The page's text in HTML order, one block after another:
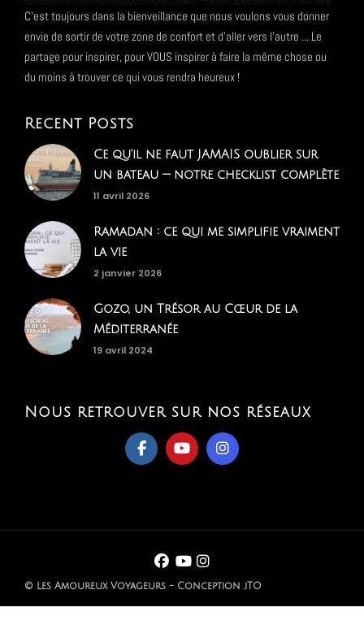
C'est toujours dans la bienveillance que nous voulons vous donner
envie de sortir de votre zone de confort et d'aller vers l'autre ... Le
partage pour inspirer, pour VOUS inspirer à faire la même chose ou
du moins à trouver ce qui vous rendra heureux !
Recent Posts
Ce qu'il ne faut JAMAIS oublier sur
un bateau — notre checklist complète
11 avril 2026
Ramadan : ce qui me simplifie vraiment
la vie
2 janvier 2026
Gozo, un Trésor au Cœur de la
Méditerranée
19 avril 2024
Nous retrouver sur nos réseaux
© Les Amoureux Voyageurs - Conception .iTO